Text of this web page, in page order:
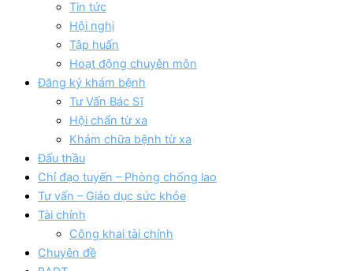
Tin tức
Hội nghị
Tập huấn
Hoạt động chuyên môn
Đăng ký khám bệnh
Tư Vấn Bác Sĩ
Hội chẩn từ xa
Khám chữa bệnh từ xa
Đấu thầu
Chỉ đạo tuyến – Phòng chống lao
Tư vấn – Giáo dục sức khỏe
Tài chính
Công khai tài chính
Chuyên đề